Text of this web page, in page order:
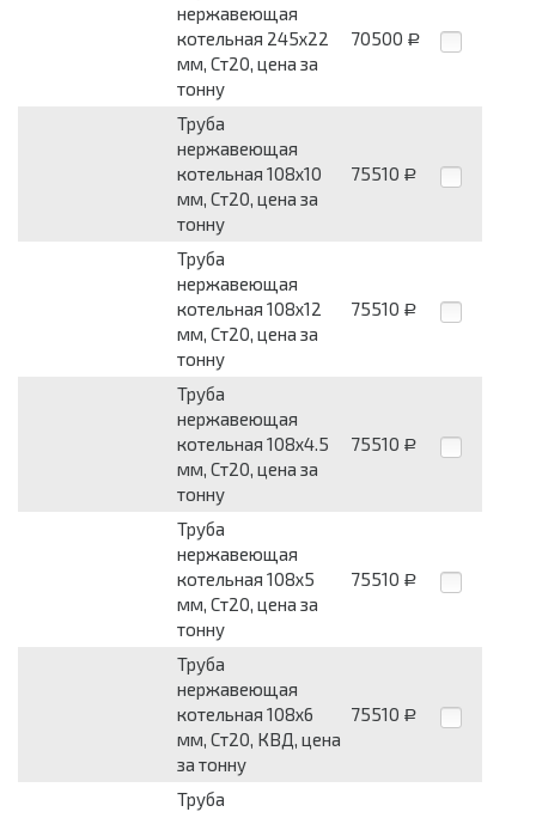
нержавеющая
котельная 245х22
мм, Ст20, цена за
тонну
70500 Р
Труба
нержавеющая
котельная 108х10
мм, Ст20, цена за
тонну
75510 Р
Труба
нержавеющая
котельная 108х12
мм, Ст20, цена за
тонну
75510 Р
Труба
нержавеющая
котельная 108х4.5
мм, Ст20, цена за
тонну
75510 Р
Труба
нержавеющая
котельная 108х5
мм, Ст20, цена за
тонну
75510 Р
Труба
нержавеющая
котельная 108х6
мм, Ст20, КВД, цена
за тонну
75510 Р
Труба